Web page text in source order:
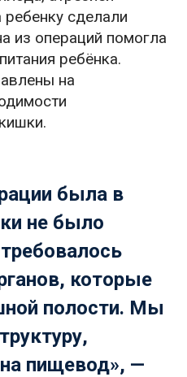
сделали
из операций помогла
ребёнка.
на
была в
не было
которые
полости. Мы
пищевод», —